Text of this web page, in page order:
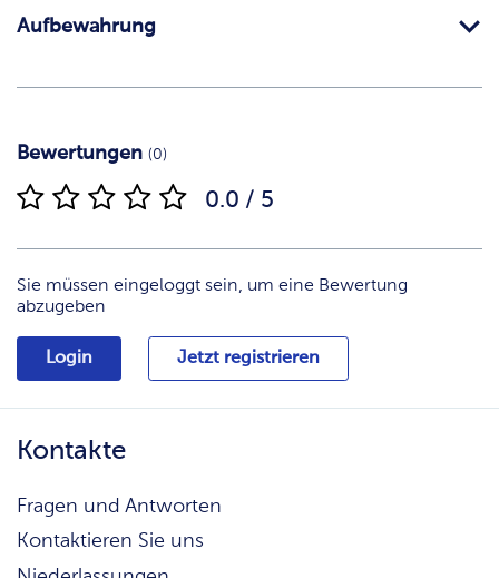
Aufbewahrung
Bewertungen (0)
0.0 / 5
Sie müssen eingeloggt sein, um eine Bewertung
abzugeben
Login Jetzt registrieren
Kontakte
Fragen und Antworten
Kontaktieren Sie uns